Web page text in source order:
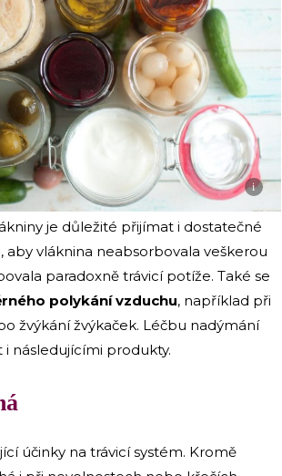
i
je důležité přijímat i dostatečné
aby vláknina neabsorbovala veškerou
paradoxně trávicí potíže. Také se
polykání vzduchu, například při
žvýkání žvýkaček. Léčbu nadýmání
následujícími produkty.
účinky na trávicí systém. Kromě